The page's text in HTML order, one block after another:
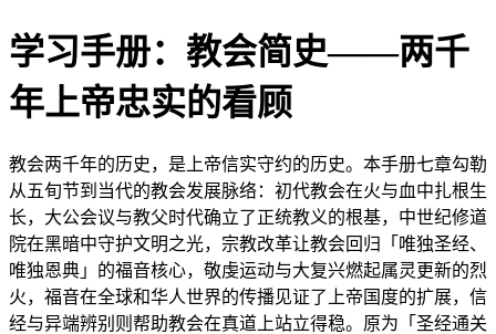
学习手册：教会简史——两千
年上帝忠实的看顾
教会两千年的历史，是上帝信实守约的历史。本手册七章勾勒
从五旬节到当代的教会发展脉络：初代教会在火与血中扎根生
长，大公会议与教父时代确立了正统教义的根基，中世纪修道
院在黑暗中守护文明之光，宗教改革让教会回归「唯独圣经、
唯独恩典」的福音核心，敬虔运动与大复兴燃起属灵更新的烈
火，福音在全球和华人世界的传播见证了上帝国度的扩展，信
经与异端辨别则帮助教会在真道上站立得稳。原为「圣经通关